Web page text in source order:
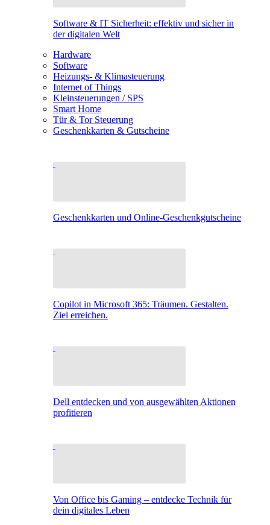
Software & IT Sicherheit: effektiv und sicher in
der digitalen Welt
Hardware
Software
Heizungs- & Klimasteuerung
Internet of Things
Kleinsteuerungen / SPS
Smart Home
Tür & Tor Steuerung
Geschenkkarten & Gutscheine
Geschenkkarten und Online-Geschenkgutscheine
Copilot in Microsoft 365: Träumen. Gestalten.
Ziel erreichen.
Dell entdecken und von ausgewählten Aktionen
profitieren
Von Office bis Gaming – entdecke Technik für
dein digitales Leben